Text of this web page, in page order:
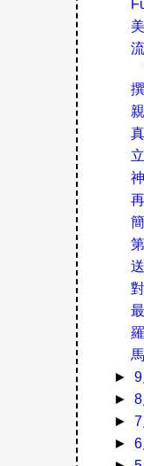
► 9
► 8
► 7
► 6